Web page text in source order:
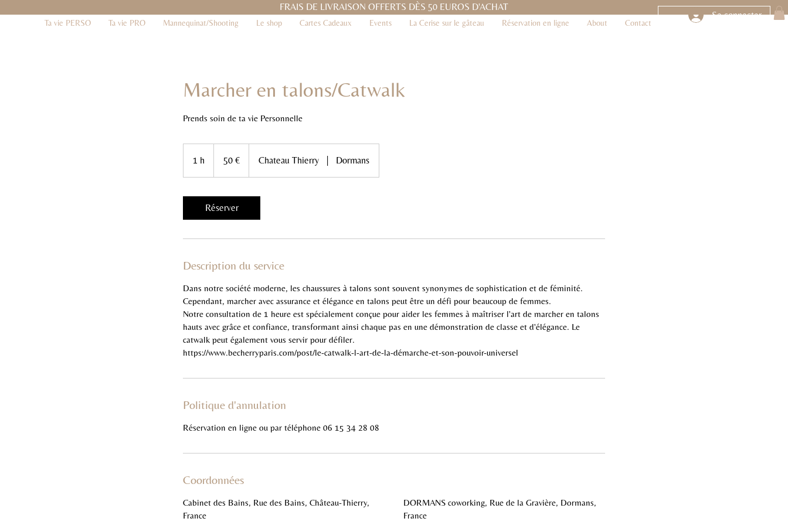
Ta vie PERSO Ta vie PRO Mannequinat/Shooting Le shop Cartes Cadeaux Events La Cerise sur le gâteau Réservation en ligne About Contact
Se connecter
FRAIS DE LIVRAISON OFFERTS DÈS 50 EUROS D'ACHAT
Marcher en talons/Catwalk
Prends soin de ta vie Personnelle
1 h 50 € Chateau Thierry Dormans
Réserver
Description du service
Dans notre société moderne, les chaussures à talons sont souvent synonymes de sophistication et de féminité.
Cependant, marcher avec assurance et élégance en talons peut être un défi pour beaucoup de femmes.
Notre consultation de 1 heure est spécialement conçue pour aider les femmes à maîtriser l'art de marcher en talons
hauts avec grâce et confiance, transformant ainsi chaque pas en une démonstration de classe et d'élégance. Le
catwalk peut également vous servir pour défiler.
https://www.becherryparis.com/post/le-catwalk-l-art-de-la-démarche-et-son-pouvoir-universel
Politique d'annulation
Réservation en ligne ou par téléphone 06 15 34 28 08
Coordonnées
Cabinet des Bains, Rue des Bains, Château-Thierry,
France
DORMANS coworking, Rue de la Gravière, Dormans,
France